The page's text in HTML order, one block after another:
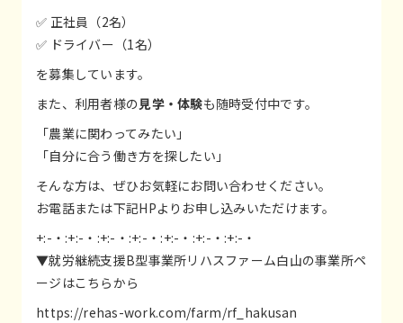
✅ 正社員（2名）
✅ ドライバー（1名）
を募集しています。
また、利用者様の見学・体験も随時受付中です。
「農業に関わってみたい」
「自分に合う働き方を探したい」
そんな方は、ぜひお気軽にお問い合わせください。
お電話または下記HPよりお申し込みいただけます。
+:-・:+:-・:+:-・:+:-・:+:-・:+:-・:+:-・
▼就労継続支援B型事業所リハスファーム白山の事業所ペ
ージはこちらから
https://rehas-work.com/farm/rf_hakusan